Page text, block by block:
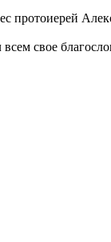
протоиерей
свое